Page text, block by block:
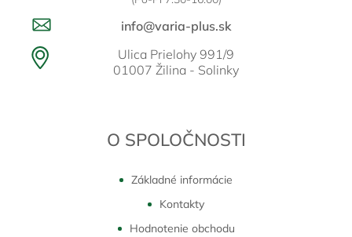
info@varia-plus.sk
Ulica Prielohy 991/9
01007 Žilina - Solinky
O SPOLOČNOSTI
Základné informácie
Kontakty
Hodnotenie obchodu